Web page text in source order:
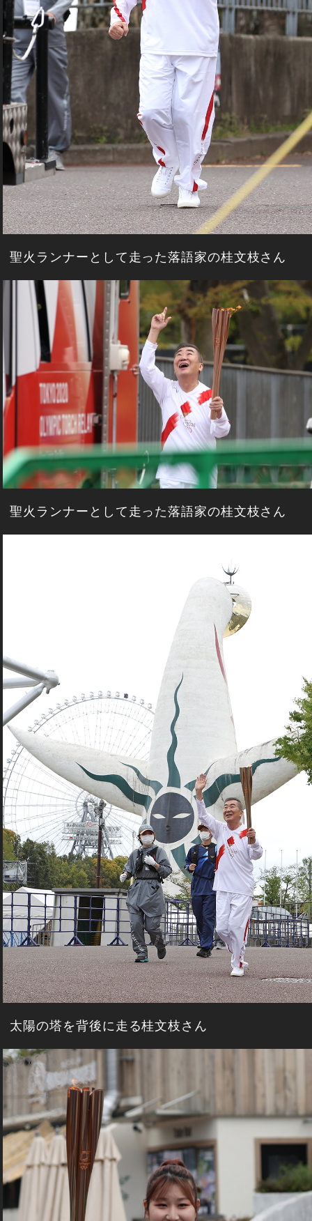
聖火ランナーとして走った落語家の桂文枝さん
聖火ランナーとして走った落語家の桂文枝さん
太陽の塔を背後に走る桂文枝さん